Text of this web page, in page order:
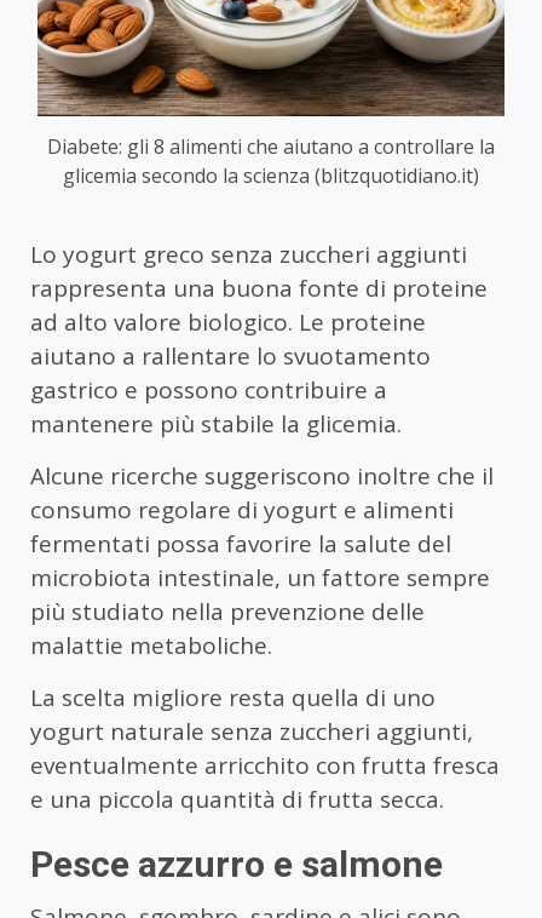
Diabete: gli 8 alimenti che aiutano a controllare la
glicemia secondo la scienza (blitzquotidiano.it)
Lo yogurt greco senza zuccheri aggiunti
rappresenta una buona fonte di proteine
ad alto valore biologico. Le proteine
aiutano a rallentare lo svuotamento
gastrico e possono contribuire a
mantenere più stabile la glicemia.
Alcune ricerche suggeriscono inoltre che il
consumo regolare di yogurt e alimenti
fermentati possa favorire la salute del
microbiota intestinale, un fattore sempre
più studiato nella prevenzione delle
malattie metaboliche.
La scelta migliore resta quella di uno
yogurt naturale senza zuccheri aggiunti,
eventualmente arricchito con frutta fresca
e una piccola quantità di frutta secca.
Pesce azzurro e salmone